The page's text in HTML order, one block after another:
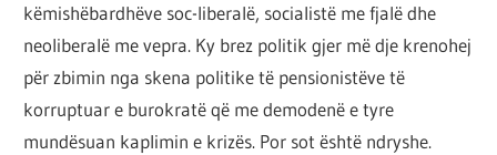
këmishëbardhëve soc-liberalë, socialistë me fjalë dhe
neoliberalë me vepra. Ky brez politik gjer më dje krenohej
për zbimin nga skena politike të pensionistëve të
korruptuar e burokratë që me demodenë e tyre
mundësuan kaplimin e krizës. Por sot është ndryshe.